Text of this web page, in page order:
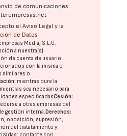
de comunicaciones
elAviso Legal y la
de Datos
Media, S.L.U.
a nuestra(s)
de cuenta de usuario.
con la misma o
similares o
mientras dure la
sea necesario para
especificadasCesión:
a otras empresas del
gestión interna. Derechos:
oposición, supresión,
del tratatamiento y